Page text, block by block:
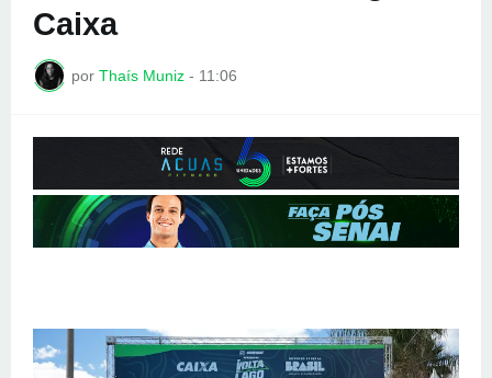
Caixa
por Thaís Muniz - 11:06